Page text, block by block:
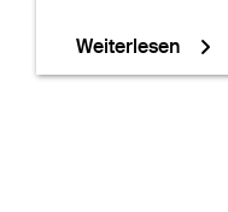
Weiterlesen